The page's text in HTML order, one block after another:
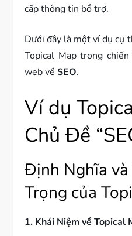
cấp thông tin bổ trợ.
Dưới đây là một ví dụ cụ
Topical Map trong
web vềSEO.
Ví dụ
Chủ Đề
Định Nghĩa và
Trọng của
1. Khái Niệm về Topical